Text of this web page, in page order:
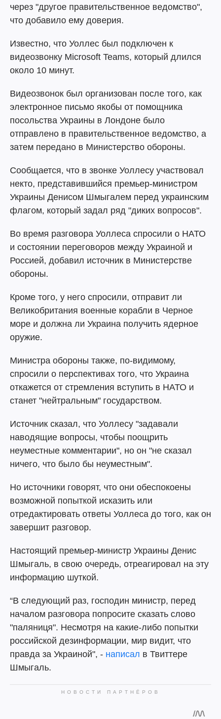
через "другое правительственное ведомство",
что добавило ему доверия.
Известно, что Уоллес был подключен к
видеозвонку Microsoft Teams, который длился
около 10 минут.
Видеозвонок был организован после того, как
электронное письмо якобы от помощника
посольства Украины в Лондоне было
отправлено в правительственное ведомство, а
затем передано в Министерство обороны.
Сообщается, что в звонке Уоллесу участвовал
некто, представившийся премьер-министром
Украины Денисом Шмыгалем перед украинским
флагом, который задал ряд "диких вопросов".
Во время разговора Уоллеса спросили о НАТО
и состоянии переговоров между Украиной и
Россией, добавил источник в Министерстве
обороны.
Кроме того, у него спросили, отправит ли
Великобритания военные корабли в Черное
море и должна ли Украина получить ядерное
оружие.
Министра обороны также, по-видимому,
спросили о перспективах того, что Украина
откажется от стремления вступить в НАТО и
станет "нейтральным" государством.
Источник сказал, что Уоллесу "задавали
наводящие вопросы, чтобы поощрить
неуместные комментарии", но он "не сказал
ничего, что было бы неуместным".
Но источники говорят, что они обеспокоены
возможной попыткой исказить или
отредактировать ответы Уоллеса до того, как он
завершит разговор.
Настоящий премьер-министр Украины Денис
Шмыгаль, в свою очередь, отреагировал на эту
информацию шуткой.
“В следующий раз, господин министр, перед
началом разговора попросите сказать слово
"паляниця". Несмотря на какие-либо попытки
российской дезинформации, мир видит, что
правда за Украиной", - написал в Твиттере
Шмыгаль.